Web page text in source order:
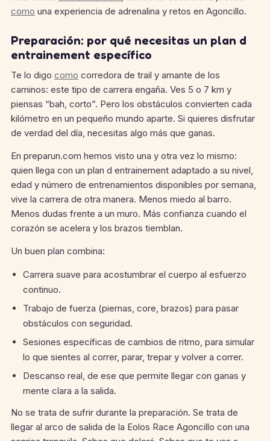
como una experiencia de adrenalina y retos en Agoncillo.
Preparación: por qué necesitas un plan d
entrainement específico
Te lo digo como corredora de trail y amante de los
caminos: este tipo de carrera engaña. Ves 5 o 7 km y
piensas “bah, corto”. Pero los obstáculos convierten cada
kilómetro en un pequeño mundo aparte. Si quieres disfrutar
de verdad del día, necesitas algo más que ganas.
En preparun.com hemos visto una y otra vez lo mismo:
quien llega con un plan d entrainement adaptado a su nivel,
edad y número de entrenamientos disponibles por semana,
vive la carrera de otra manera. Menos miedo al barro.
Menos dudas frente a un muro. Más confianza cuando el
corazón se acelera y los brazos tiemblan.
Un buen plan combina:
Carrera suave para acostumbrar el cuerpo al esfuerzo
continuo.
Trabajo de fuerza (piernas, core, brazos) para pasar
obstáculos con seguridad.
Sesiones específicas de cambios de ritmo, para simular
lo que sientes al correr, parar, trepar y volver a correr.
Descanso real, de ese que permite llegar con ganas y
mente clara a la salida.
No se trata de sufrir durante la preparación. Se trata de
llegar al arco de salida de la Eolos Race Agoncillo con una